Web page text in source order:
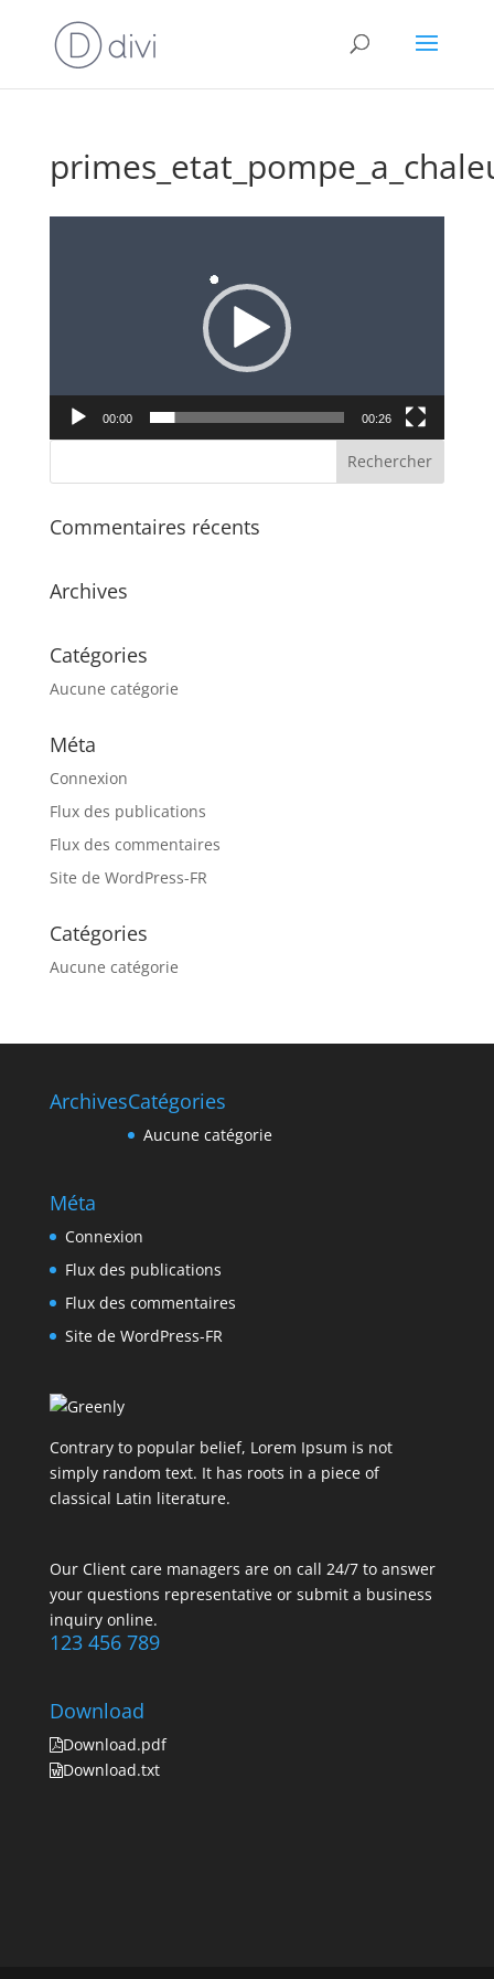
00:00 00:26
Commentaires récents
Archives
Catégories
Aucune catégorie
Méta
Connexion
Flux des publications
Flux des commentaires
Site de WordPress-FR
Catégories
Aucune catégorie
ArchivesCatégories
Aucune catégorie
Méta
Connexion
Flux des publications
Flux des commentaires
Site de WordPress-FR
Contrary to popular belief, Lorem Ipsum is not
simply random text. It has roots in a piece of
classical Latin literature.
Our Client care managers are on call 24/7 to answer
your questions representative or submit a business
inquiry online.
123 456 789
Download
Download.pdf
Download.txt